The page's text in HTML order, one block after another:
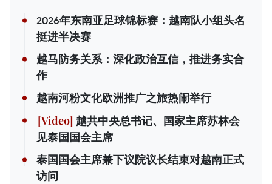
2026年东南亚足球锦标赛：越南队小组头名
挺进半决赛
越马防务关系：深化政治互信，推进务实合
作
越南河粉文化欧洲推广之旅热闹举行
越共中央总书记、国家主席苏林会
见泰国国会主席
泰国国会主席兼下议院议长结束对越南正式
访问